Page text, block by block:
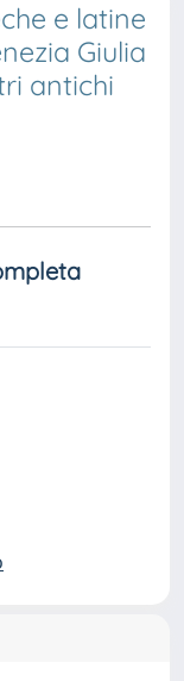
e latine
Giulia
antichi